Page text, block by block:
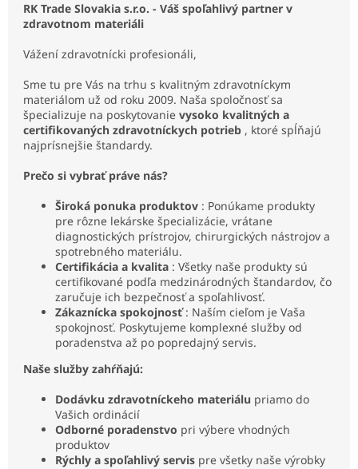
RK Trade Slovakia s.r.o. - Váš spoľahlivý partner v
zdravotnom materiáli
Vážení zdravotnícki profesionáli,
Sme tu pre Vás na trhu s kvalitným zdravotníckym
materiálom už od roku 2009. Naša spoločnosť sa
špecializuje na poskytovanie vysoko kvalitných a
certifikovaných zdravotníckych potrieb , ktoré spĺňajú
najprísnejšie štandardy.
Prečo si vybrať práve nás?
Široká ponuka produktov : Ponúkame produkty
pre rôzne lekárske špecializácie, vrátane
diagnostických prístrojov, chirurgických nástrojov a
spotrebného materiálu.
Certifikácia a kvalita : Všetky naše produkty sú
certifikované podľa medzinárodných štandardov, čo
zaručuje ich bezpečnosť a spoľahlivosť.
Zákaznícka spokojnosť : Naším cieľom je Vaša
spokojnosť. Poskytujeme komplexné služby od
poradenstva až po popredajný servis.
Naše služby zahŕňajú:
Dodávku zdravotníckeho materiálu priamo do
Vašich ordinácií
Odborné poradenstvo pri výbere vhodných
produktov
Rýchly a spoľahlivý servis pre všetky naše výrobky